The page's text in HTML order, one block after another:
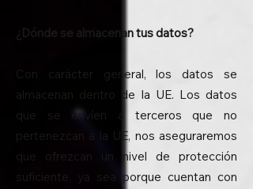
¿Dónde se almacenan tus datos?
Con carácter general, los datos se
almacenan dentro de la UE. Los datos
que se envíen a terceros que no
pertenezcan a la UE, nos aseguraremos
que ofrezcan un nivel de protección
suficiente, ya sea porque cuentan con